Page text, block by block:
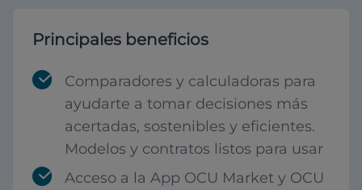
Principales beneficios
Comparadores y calculadoras para
ayudarte a tomar decisiones más
acertadas, sostenibles y eficientes.
Modelos y contratos listos para usar
Acceso a la App OCU Market y OCU